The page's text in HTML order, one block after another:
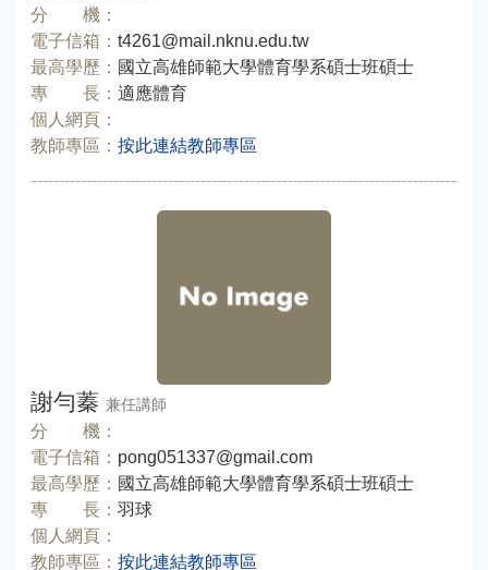
分 機：
電子信箱： t4261@mail.nknu.edu.tw
最高學歷： 國立高雄師範大學體育學系碩士班碩士
專 長： 適應體育
個人網頁：
教師專區： 按此連結教師專區
謝勻蓁 兼任講師
分 機：
電子信箱： pong051337@gmail.com
最高學歷： 國立高雄師範大學體育學系碩士班碩士
專 長： 羽球
個人網頁：
教師專區： 按此連結教師專區